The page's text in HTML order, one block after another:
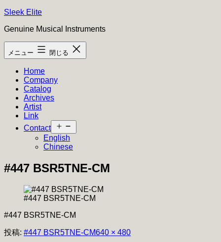
コ
テ
ン
ツ
Sleek Elite
Genuine Musical Instruments
メニュー 閉じる
Home
Company
Catalog
Archives
Artist
Link
Contact
ニ
ー
開
English
Chinese
#447 BSR5TNE-CM
#447 BSR5TNE-CM
#447 BSR5TNE-CM
投稿: #447 BSR5TNE-CMフ
640 × 480